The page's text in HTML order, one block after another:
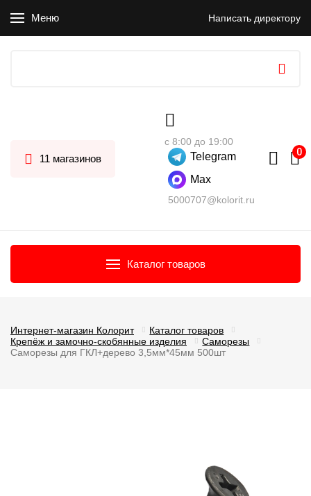
Меню Написать директору
11 магазинов
с 8:00 до 19:00
Telegram
Max
5000707@kolorit.ru
Каталог товаров
Интернет-магазин Колорит
Каталог товаров
Крепёж и замочно-скобянные изделия
Саморезы
Саморезы для ГКЛ+дерево 3,5мм*45мм 500шт